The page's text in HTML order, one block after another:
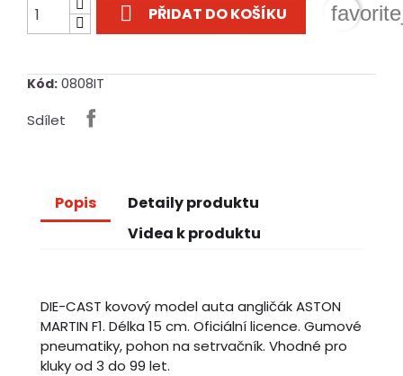
 PŘIDAT DO KOŠÍKU
Kód: 0808IT
Sdílet
Popis
Detaily produktu
Videa k produktu
DIE-CAST kovový model auta angličák ASTON
MARTIN F1. Délka 15 cm. Oficiální licence. Gumové
pneumatiky, pohon na setrvačník. Vhodné pro
kluky od 3 do 99 let.